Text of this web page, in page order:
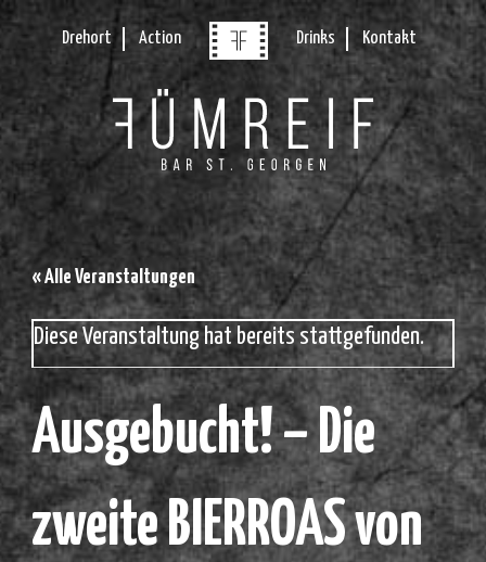
Drehort Action Drinks Kontakt
« Alle Veranstaltungen
Diese Veranstaltung hat bereits stattgefunden.
Ausgebucht! – Die
zweite BIERROAS von